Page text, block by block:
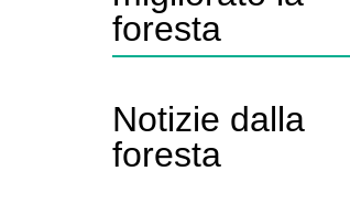
foresta
Notizie dalla
foresta